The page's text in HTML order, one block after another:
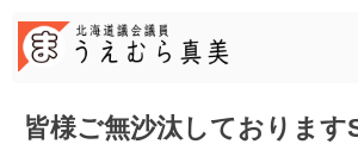
content
皆様ご無沙汰しております